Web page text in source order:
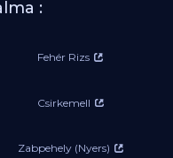
:
Fehér Rizs
Csirkemell
Zabpehely (Nyers)